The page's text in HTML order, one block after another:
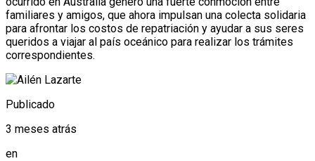
familiares y amigos, que ahora impulsan una colecta solidaria
para afrontar los costos de repatriación y ayudar a sus seres
queridos a viajar al país oceánico para realizar los trámites
correspondientes.
Publicado
3 meses atrás
en